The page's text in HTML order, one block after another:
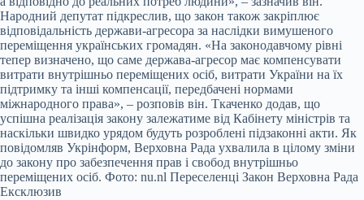
Народний депутат підкреслив, що закон також закріплює
відповідальність держави-агресора за наслідки вимушеного
переміщення українських громадян. «На законодавчому рівні
тепер визначено, що саме держава-агресор має компенсувати
витрати внутрішньо переміщених осіб, витрати України на їх
підтримку та інші компенсації, передбачені нормами
міжнародного права», – розповів він. Ткаченко додав, що
успішна реалізація закону залежатиме від Кабінету міністрів та
наскільки швидко урядом будуть розроблені підзаконні акти. Як
повідомляв Укрінформ, Верховна Рада ухвалила в цілому зміни
до закону про забезпечення прав і свобод внутрішньо
переміщених осіб. Фото: nu.nl Переселенці Закон Верховна Рада
Ексклюзив